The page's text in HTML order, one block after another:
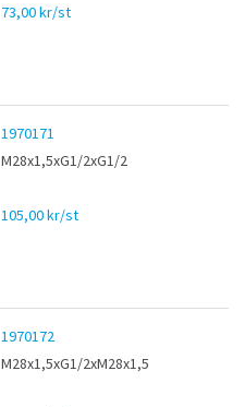
73,00 kr/st
1970171
M28x1,5xG1/2xG1/2
105,00 kr/st
1970172
M28x1,5xG1/2xM28x1,5